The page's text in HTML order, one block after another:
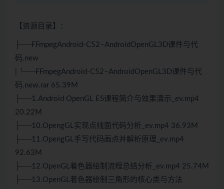
【资源目录】：
├──FFmpegAndroid-C52–AndroidOpenGL3D课件与代
码.new
| └──FFmpegAndroid-C52–AndroidOpenGL3D课件与代
码.new.rar 65.39M
├──1.Android OpenGL ES课程简介与效果演示_ev.mp4
20.22M
├──10.OpengGL实现点线面代码分析_ev.mp4 36.93M
├──11.OpengGL手写代码画点并解析原理_ev.mp4
92.63M
├──12.OpenGL着色器绘制流程总结分析_ev.mp4 25.74M
├──13.OpenGL着色器绘制三角形的核心类与方法